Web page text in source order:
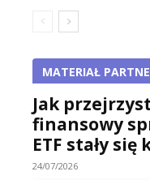
MATERIAŁ
Jak
finansowy
ETF stały
24/07/2026